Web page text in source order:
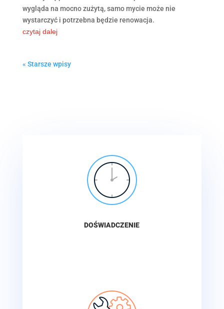
wygląda na mocno zużytą, samo mycie może nie
wystarczyć i potrzebna będzie renowacja.
czytaj dalej
« Starsze wpisy
DOŚWIADCZENIE